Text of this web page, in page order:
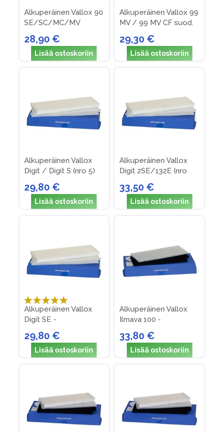
Alkuperäinen Vallox 90
SE/SC/MC/MV
suodattimet (nro 14)
28,90 €
Lisää ostoskoriin
Alkuperäinen Vallox 99
MV / 99 MV CF suod.
pakk. nro 33
29,30 €
Lisää ostoskoriin
Alkuperäinen Vallox
Digit / Digit S (nro 5)
29,80 €
Lisää ostoskoriin
Alkuperäinen Vallox
Digit 2SE/132E (nro
33,50 €
Lisää ostoskoriin
Arvosana:
100%
Alkuperäinen Vallox
Digit SE -
suodatinpakkaus nro 6
29,80 €
Lisää ostoskoriin
Alkuperäinen Vallox
Ilmava 100 -
suodatinpakkaus nro 2
(v. 83-90)
33,80 €
Lisää ostoskoriin